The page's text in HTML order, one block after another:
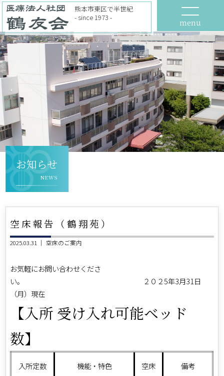
menu
熊本市東区で半世紀
- since 1973 -
お知らせ
NEWS
空床報告（鶴翔苑）
2025.03.31 ｜ 空床のご案内
お気軽にお問い合わせくださ
い。 ２０２5年3月31日
（月）現在
【入所 受け入れ可能ベッド
数】
入所定数 機能・特色 空床 備考